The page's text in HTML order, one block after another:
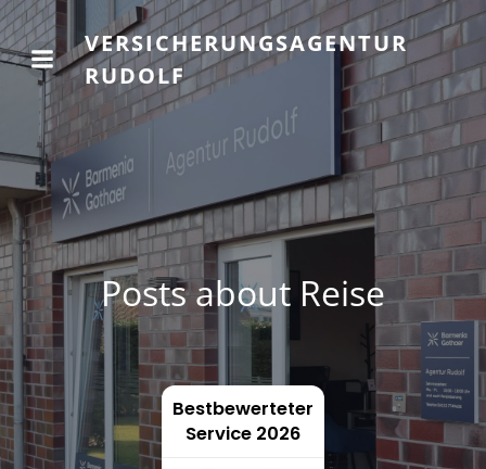
VERSICHERUNGSAGENTUR
RUDOLF
Posts about Reise
Bestbewerteter
Service 2026